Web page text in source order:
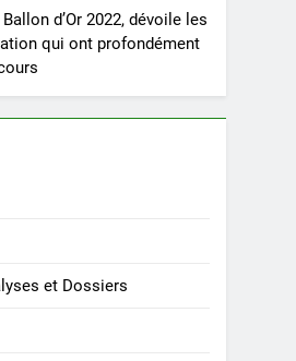
d’Or 2022, dévoile les
qui ont profondément
et Dossiers